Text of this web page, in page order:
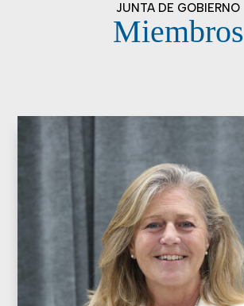
JUNTA DE GOBIERNO
Miembros